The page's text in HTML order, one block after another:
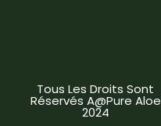
Tous Les Droits Sont
Réservés A@Pure Aloe
2024